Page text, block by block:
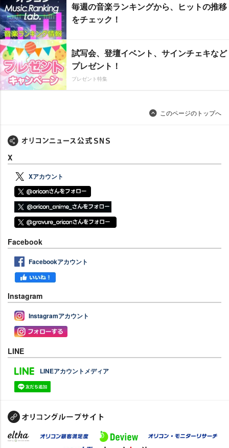
毎週の音楽ランキングから、ヒットの推移
をチェック！
試写会、登壇イベント、サインチェキなど
プレゼント！
プレゼント特集
このページのトップへ
X
Xアカウント
Facebook
Facebookアカウント
Instagram
Instagramアカウント
LINE
LINEアカウントメディア